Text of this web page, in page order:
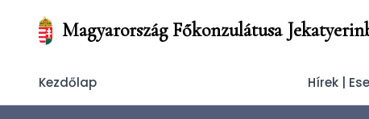
Magyarország Főkonzulátusa
Kezdőlap Hírek |